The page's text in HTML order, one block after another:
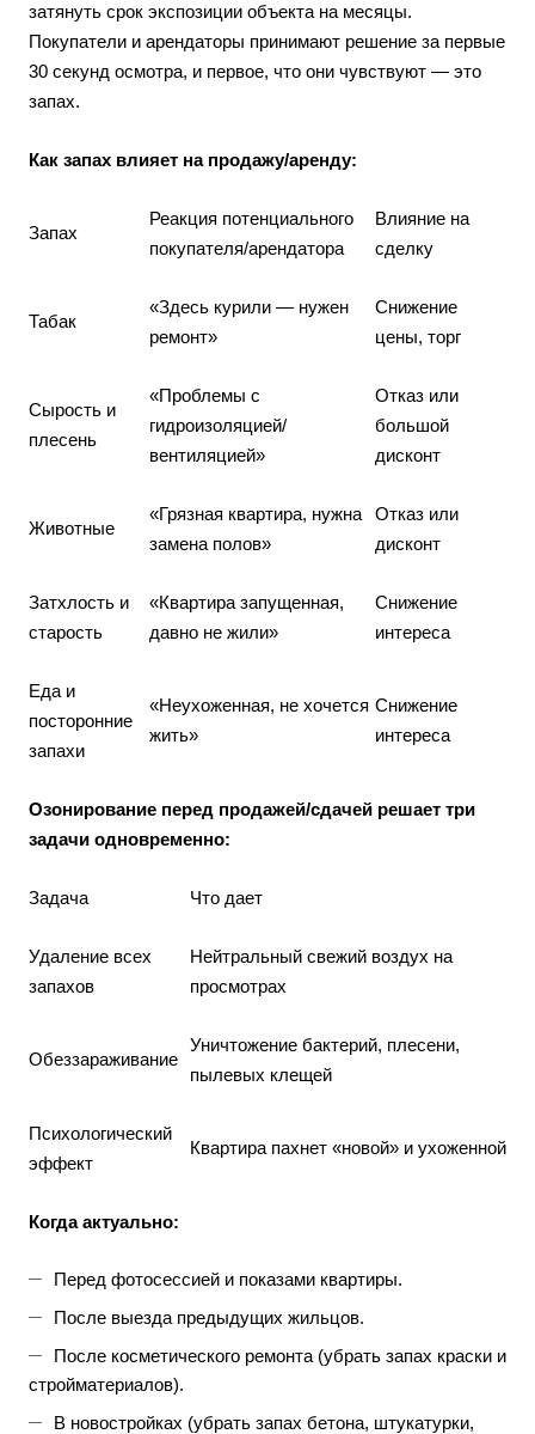
затянуть срок экспозиции объекта на месяцы.
Покупатели и арендаторы принимают решение за первые
30 секунд осмотра, и первое, что они чувствуют — это
запах.
Как запах влияет на продажу/аренду:
Запах
Реакция потенциального
покупателя/арендатора
Влияние на
сделку
Табак
«Здесь курили — нужен
ремонт»
Снижение
цены, торг
Сырость и
плесень
«Проблемы с
гидроизоляцией/
вентиляцией»
Отказ или
большой
дисконт
Животные
«Грязная квартира, нужна
замена полов»
Отказ или
дисконт
Затхлость и
старость
«Квартира запущенная,
давно не жили»
Снижение
интереса
Еда и
посторонние
запахи
«Неухоженная, не хочется
жить»
Снижение
интереса
Озонирование перед продажей/сдачей решает три
задачи одновременно:
Задача Что дает
Удаление всех
запахов
Нейтральный свежий воздух на
просмотрах
Обеззараживание
Уничтожение бактерий, плесени,
пылевых клещей
Психологический
эффект
Квартира пахнет «новой» и ухоженной
Когда актуально:
Перед фотосессией и показами квартиры.
После выезда предыдущих жильцов.
После косметического ремонта (убрать запах краски и
стройматериалов).
В новостройках (убрать запах бетона, штукатурки,